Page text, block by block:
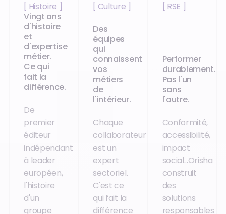
[ Histoire ]
Vingt ans
d'histoire
et
d'expertise
métier.
Ce qui
fait la
différence.
De
premier
éditeur
indépendant
à leader
européen,
l'histoire
d'un
groupe
[ Culture ]
Des
équipes
qui
connaissent
vos
métiers
de
l'intérieur.
Chaque
collaborateur
est un
expert
sectoriel.
C'est ce
qui fait la
différence
[ RSE ]
Performer
durablement.
Pas l'un
sans
l'autre.
Conformité,
accessibilité,
impact
social...Orisha
construit
des
solutions
responsables